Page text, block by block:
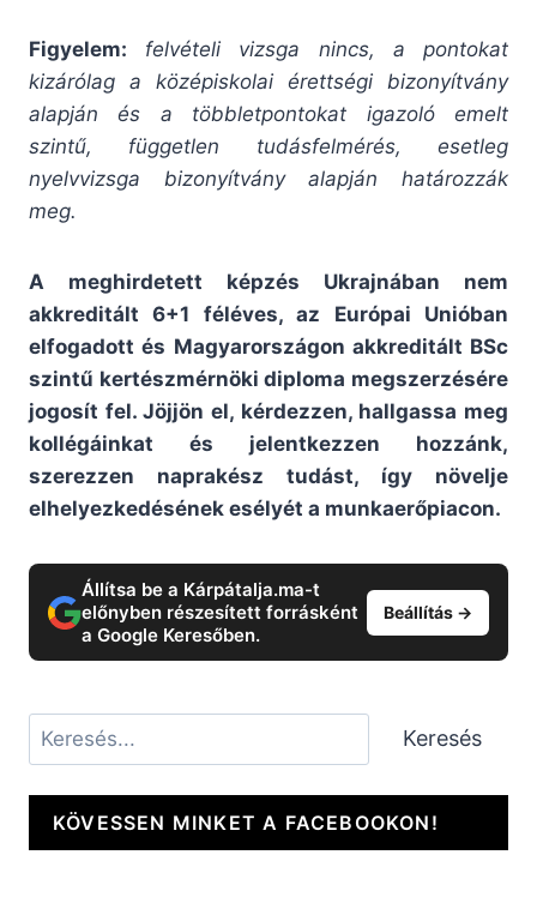
Figyelem:
felvételi vizsga nincs, a pontokat
kizárólag a középiskolai érettségi bizonyítvány
alapján és a többletpontokat igazoló emelt
szintű, független tudásfelmérés, esetleg
nyelvvizsga bizonyítvány alapján határozzák
meg.
A meghirdetett képzés Ukrajnában nem
akkreditált 6+1 féléves, az Európai Unióban
elfogadott és Magyarországon akkreditált BSc
szintű kertészmérnöki diploma megszerzésére
jogosít fel. Jöjjön el, kérdezzen, hallgassa meg
kollégáinkat és jelentkezzen hozzánk,
szerezzen naprakész tudást, így növelje
elhelyezkedésének esélyét a munkaerőpiacon.
Állítsa be a Kárpátalja.ma-t
előnyben részesített forrásként
a Google Keresőben.
Beállítás →
Keresés Keresés
KÖVESSEN MINKET A FACEBOOKON!